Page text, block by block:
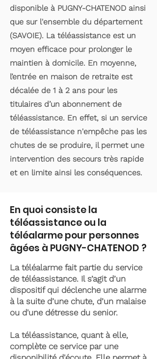
disponible à PUGNY-CHATENOD ainsi
que sur l'ensemble du département
(SAVOIE). La téléassistance est un
moyen efficace pour prolonger le
maintien à domicile. En moyenne,
l’entrée en maison de retraite est
décalée de 1 à 2 ans pour les
titulaires d’un abonnement de
téléassistance. En effet, si un service
de téléassistance n'empêche pas les
chutes de se produire, il permet une
intervention des secours très rapide
et en limite ainsi les conséquences.
En quoi consiste la
téléassistance ou la
téléalarme pour personnes
âgées à PUGNY-CHATENOD ?
La téléalarme fait partie du service
de téléassistance. Il s’agit d’un
dispositif qui déclenche une alarme
à la suite d’une chute, d’un malaise
ou d'une détresse du senior.
La téléassistance, quant à elle,
complète ce service par une